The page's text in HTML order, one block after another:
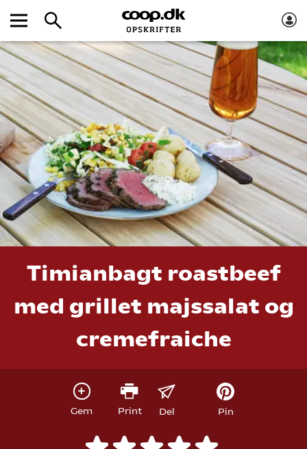
Timianbagt roastbeef
med grillet majssalat og
cremefraiche
Gem Print Del Pin